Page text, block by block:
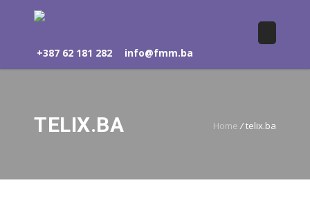
+387 62 181 282 info@fmm.ba
TELIX.BA Home /telix.ba